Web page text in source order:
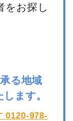
をお探し
る地域
ます。